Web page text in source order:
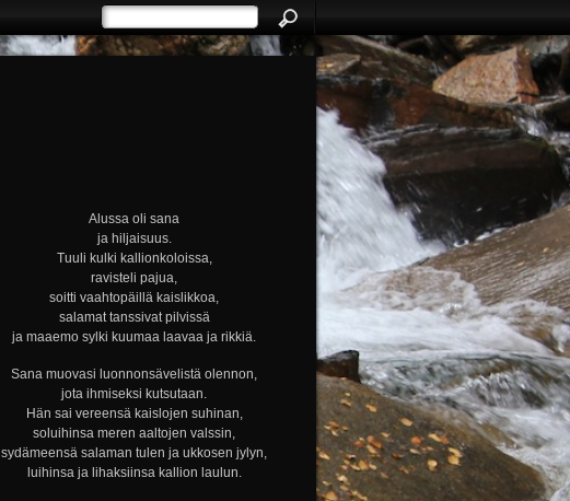
Alussa oli sana
ja hiljaisuus.
Tuuli kulki kallionkoloissa,
ravisteli pajua,
soitti vaahtopäillä kaislikkoa,
salamat tanssivat pilvissä
ja maaemo sylki kuumaa laavaa ja rikkiä.
Sana muovasi luonnonsävelistä olennon,
jota ihmiseksi kutsutaan.
Hän sai vereensä kaislojen suhinan,
soluihinsa meren aaltojen valssin,
sydämeensä salaman tulen ja ukkosen jylyn,
luihinsa ja lihaksiinsa kallion laulun.